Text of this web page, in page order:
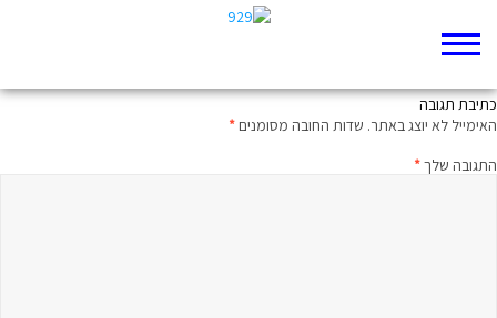
כתיבת תגובה
האימייל לא יוצג באתר. שדות החובה מסומנים*
התגובה שלך*